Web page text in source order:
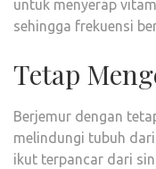
untuk menyerap
sehingga frekuensi
Tetap
Berjemur dengan
melindungi tubuh
ikut terpancar dari